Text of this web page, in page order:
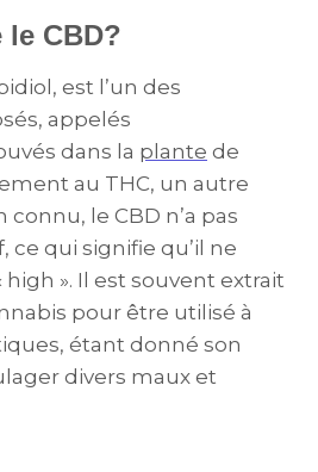
le CBD?
est l’un des
appelés
dans la plante de
au THC, un autre
le CBD n’a pas
ce qui signifie qu’il ne
». Il est souvent extrait
pour être utilisé à
étant donné son
divers maux et